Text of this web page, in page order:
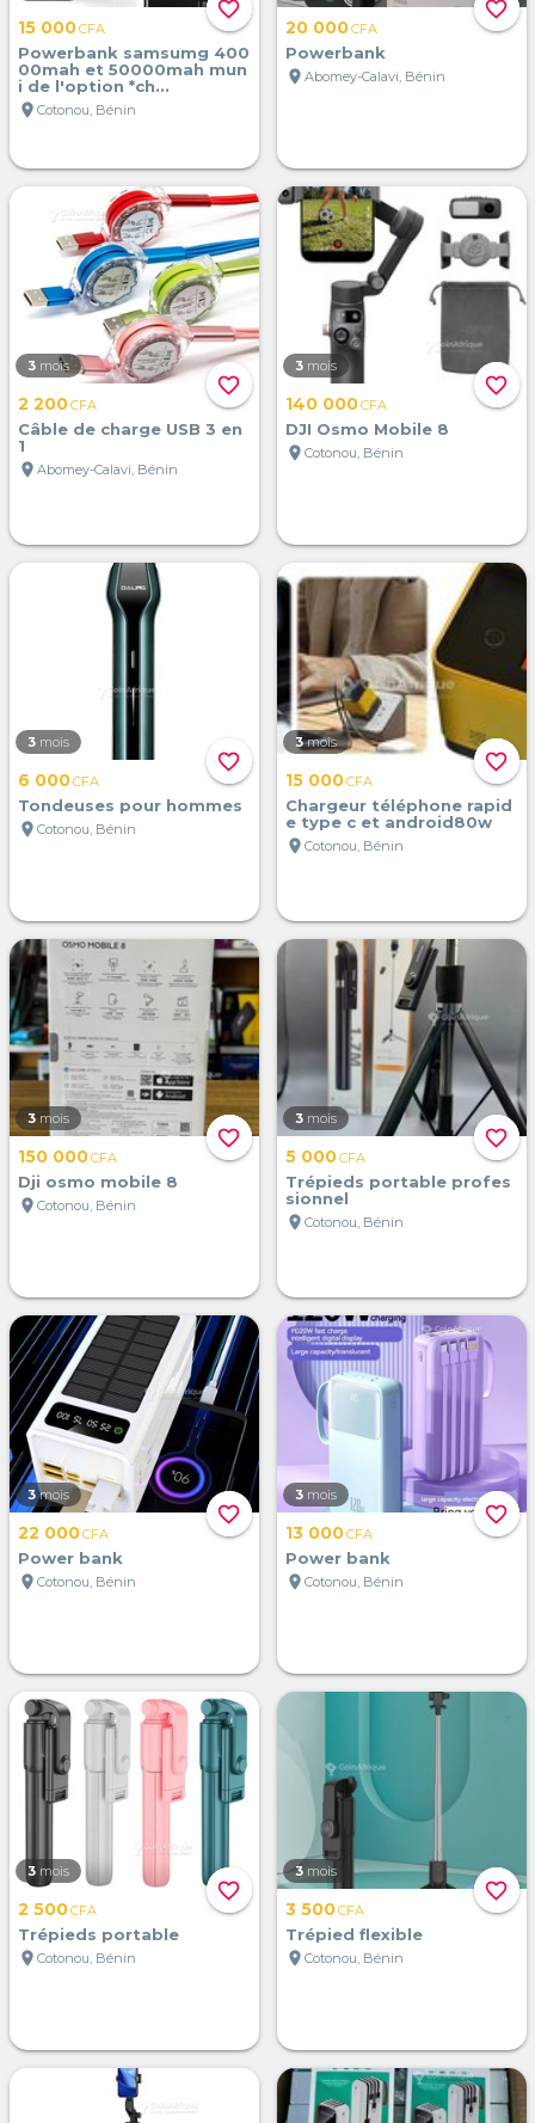
favorite_border
15 000CFA
Powerbank samsumg 400
00mah et 50000mah mun
i de l'option *ch...
location_on Cotonou, Bénin
favorite_border
20 000CFA
Powerbank
location_on Abomey-Calavi, Bénin
favorite_border
3 mois
2 200CFA
Câble de charge USB 3 en
1
location_on Abomey-Calavi, Bénin
favorite_border
3 mois
140 000CFA
DJI Osmo Mobile 8
location_on Cotonou, Bénin
favorite_border
3 mois
6 000CFA
Tondeuses pour hommes
location_on Cotonou, Bénin
favorite_border
3 mois
15 000CFA
Chargeur téléphone rapid
e type c et android80w
location_on Cotonou, Bénin
favorite_border
3 mois
150 000CFA
Dji osmo mobile 8
location_on Cotonou, Bénin
favorite_border
3 mois
5 000CFA
Trépieds portable profes
sionnel
location_on Cotonou, Bénin
favorite_border
3 mois
22 000CFA
Power bank
location_on Cotonou, Bénin
favorite_border
3 mois
13 000CFA
Power bank
location_on Cotonou, Bénin
favorite_border
3 mois
2 500CFA
Trépieds portable
location_on Cotonou, Bénin
favorite_border
3 mois
3 500CFA
Trépied flexible
location_on Cotonou, Bénin